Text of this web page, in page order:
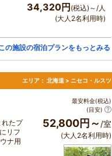
34,320円 (税込)～/人
(大人2名利用時)
の施設の宿泊プランをもっとみる
エリア： 北海道 > ニセコ・ルスツ
れたプ
リフ
ナ用
最安料金(税込)
(目安)
52,800円～ /室
(大人2名利用時)